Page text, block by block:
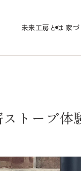
未来工房とは
未
家
トーブ